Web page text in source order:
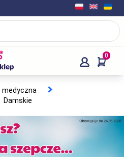
0
medyczna
Damskie